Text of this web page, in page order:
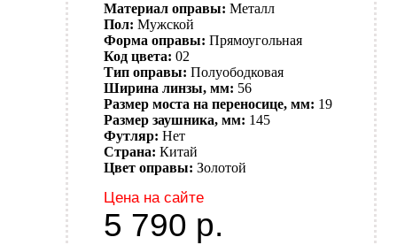
Материал оправы: Металл
Пол: Мужской
Форма оправы: Прямоугольная
Код цвета: 02
Тип оправы: Полуободковая
Ширина линзы, мм: 56
Размер моста на переносице, мм: 19
Размер заушника, мм: 145
Футляр: Нет
Страна: Китай
Цвет оправы: Золотой
Цена на сайте
5 790 р.